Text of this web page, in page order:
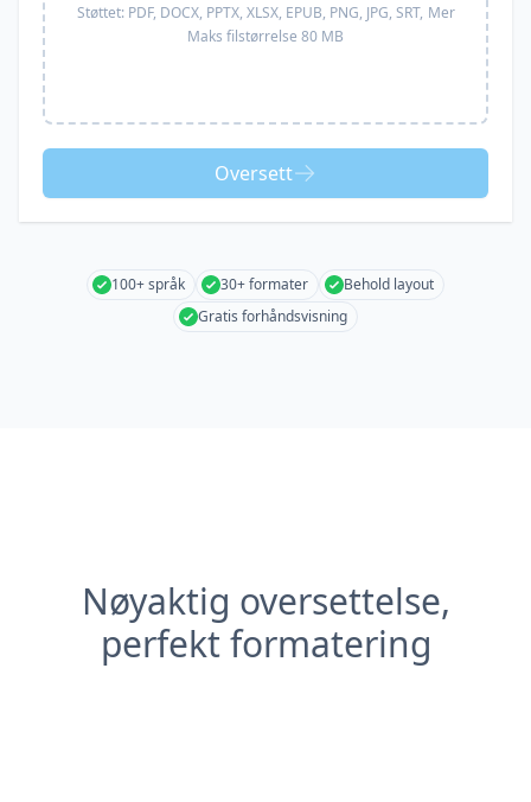
Støttet: PDF, DOCX, PPTX, XLSX, EPUB, PNG, JPG, SRT, Mer
Maks filstørrelse 80 MB
Oversett
100+ språk 30+ formater
Behold layout
Gratis forhåndsvisning
Nøyaktig oversettelse,
perfekt formatering